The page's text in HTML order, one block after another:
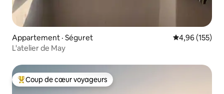
Appartement · Séguret Note
4,96 (155)
L'atelier de May
Coup de cœur voyageurs parmi les plus aimés
Coup de cœur voyageurs